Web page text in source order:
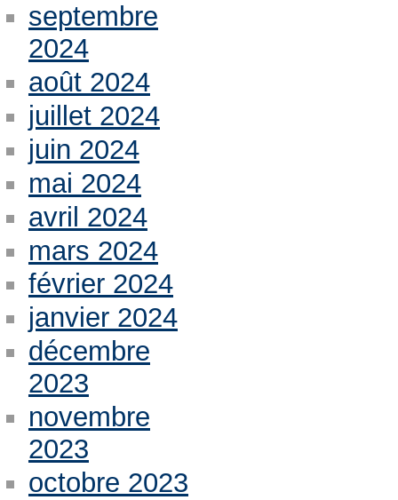
septembre
2024
août 2024
juillet 2024
juin 2024
mai 2024
avril 2024
mars 2024
février 2024
janvier 2024
décembre
2023
novembre
2023
octobre 2023